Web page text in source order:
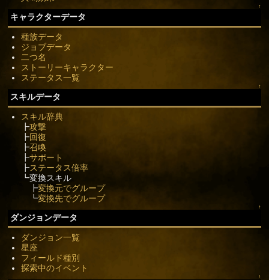
↑
キャラクターデータ
種族データ
ジョブデータ
二つ名
ストーリーキャラクター
ステータス一覧
↑
スキルデータ
スキル辞典
┣攻撃
┣回復
┣召喚
┣サポート
┣ステータス倍率
┗変換スキル
┣変換元でグループ
┗変換先でグループ
↑
ダンジョンデータ
ダンジョン一覧
星座
フィールド種別
探索中のイベント
↑